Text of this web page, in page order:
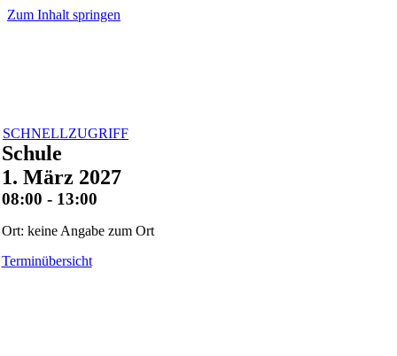
Zum Inhalt springen
SCHNELLZUGRIFF
Schule
1. März 2027
08:00 - 13:00
Ort: keine Angabe zum Ort
Terminübersicht